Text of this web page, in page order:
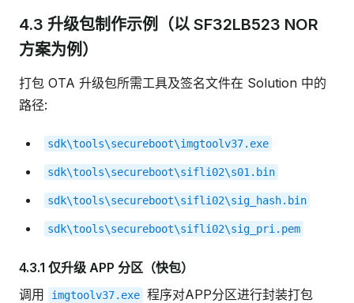
4.3 升级包制作示例（以 SF32LB523 NOR
方案为例）
打包 OTA 升级包所需工具及签名文件在 Solution 中的
路径:
sdk\tools\secureboot\imgtoolv37.exe
sdk\tools\secureboot\sifli02\s01.bin
sdk\tools\secureboot\sifli02\sig_hash.bin
sdk\tools\secureboot\sifli02\sig_pri.pem
4.3.1 仅升级 APP 分区（快包）
调用
imgtoolv37.exe 程序对APP分区进行封装打包